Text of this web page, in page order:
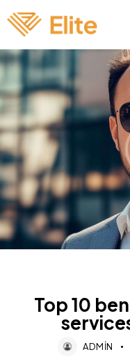
Top 10
ADMIN